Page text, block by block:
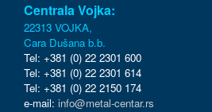
Centrala Vojka:
22313 VOJKA,
Cara Dušana b.b.
Tel: +381 (0) 22 2301 600
Tel: +381 (0) 22 2301 614
Tel: +381 (0) 22 2150 174
e-mail: info@metal-centar.rs